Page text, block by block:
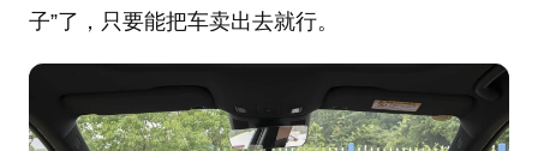
子”了，只要能把车卖出去就行。